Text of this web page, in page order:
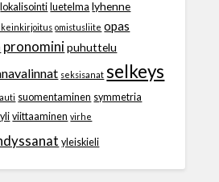
lokalisointi luetelma lyhenne
omistusliite opas
pronomini puhuttelu
seksisanat selkeys
suomentaminen symmetria
viittaaminen virhe
yleiskieli